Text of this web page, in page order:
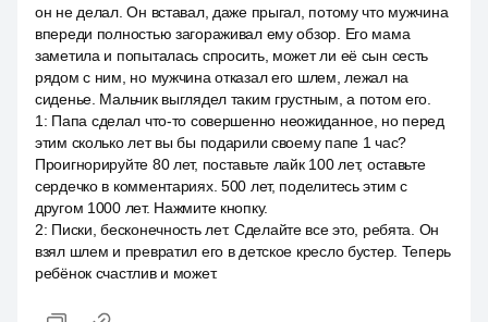
он не делал. Он вставал, даже прыгал, потому что мужчина
впереди полностью загораживал ему обзор. Его мама
заметила и попыталась спросить, может ли её сын сесть
рядом с ним, но мужчина отказал его шлем, лежал на
сиденье. Мальчик выглядел таким грустным, а потом его.
1 : Папа сделал что-то совершенно неожиданное, но перед
этим сколько лет вы бы подарили своему папе 1 час?
Проигнорируйте 80 лет, поставьте лайк 100 лет, оставьте
сердечко в комментариях. 500 лет, поделитесь этим с
другом 1000 лет. Нажмите кнопку.
2: Писки, бесконечность лет. Сделайте все это, ребята. Он
взял шлем и превратил его в детское кресло бустер. Теперь
ребёнок счастлив и может.